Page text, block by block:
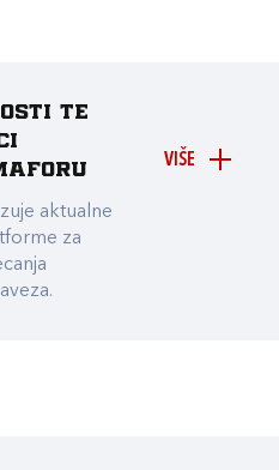
VIŠE
te
aktualne
za